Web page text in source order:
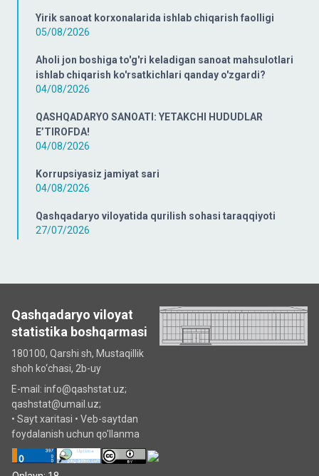
Yirik sanoat korxonalarida ishlab chiqarish faolligi
05/08/2026
Aholi jon boshiga to'g'ri keladigan sanoat mahsulotlari
ishlab chiqarish ko'rsatkichlari qanday o'zgardi?
04/08/2026
QASHQADARYO SANOATI: YETAKCHI HUDUDLAR
E’TIROFDA!
04/08/2026
Korrupsiyasiz jamiyat sari
04/08/2026
Qashqadaryo viloyatida qurilish sohasi taraqqiyoti
27/07/2026
Qashqadaryo viloyat
statistika boshqarmasi
180100, Qarshi sh, Mustаqillik
shoh ko‘chаsi, 2b-uy
E-mail: info@qashstat.uz;
qashstat@umail.uz;
• Sayt xaritasi • Veb-saytdan
foydalanish uchun qo'llanma